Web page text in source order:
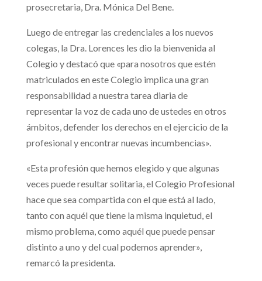
prosecretaria, Dra. Mónica Del Bene.
Luego de entregar las credenciales a los nuevos
colegas, la Dra. Lorences les dio la bienvenida al
Colegio y destacó que «para nosotros que estén
matriculados en este Colegio implica una gran
responsabilidad a nuestra tarea diaria de
representar la voz de cada uno de ustedes en otros
ámbitos, defender los derechos en el ejercicio de la
profesional y encontrar nuevas incumbencias».
«Esta profesión que hemos elegido y que algunas
veces puede resultar solitaria, el Colegio Profesional
hace que sea compartida con el que está al lado,
tanto con aquél que tiene la misma inquietud, el
mismo problema, como aquél que puede pensar
distinto a uno y del cual podemos aprender»,
remarcó la presidenta.